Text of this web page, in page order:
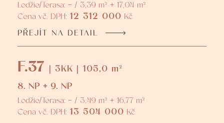
Lodžie/Terasa: - / 3,39 m² + 17,04 m²
Cena vč. DPH: 12 312 000 Kč
PŘEJÍT NA DETAIL
F.37 | 3KK | 105,0 m²
8. NP + 9. NP
Lodžie/Terasa: - / 3,49 m² + 16,77 m²
Cena vč. DPH: 13 504 000 Kč